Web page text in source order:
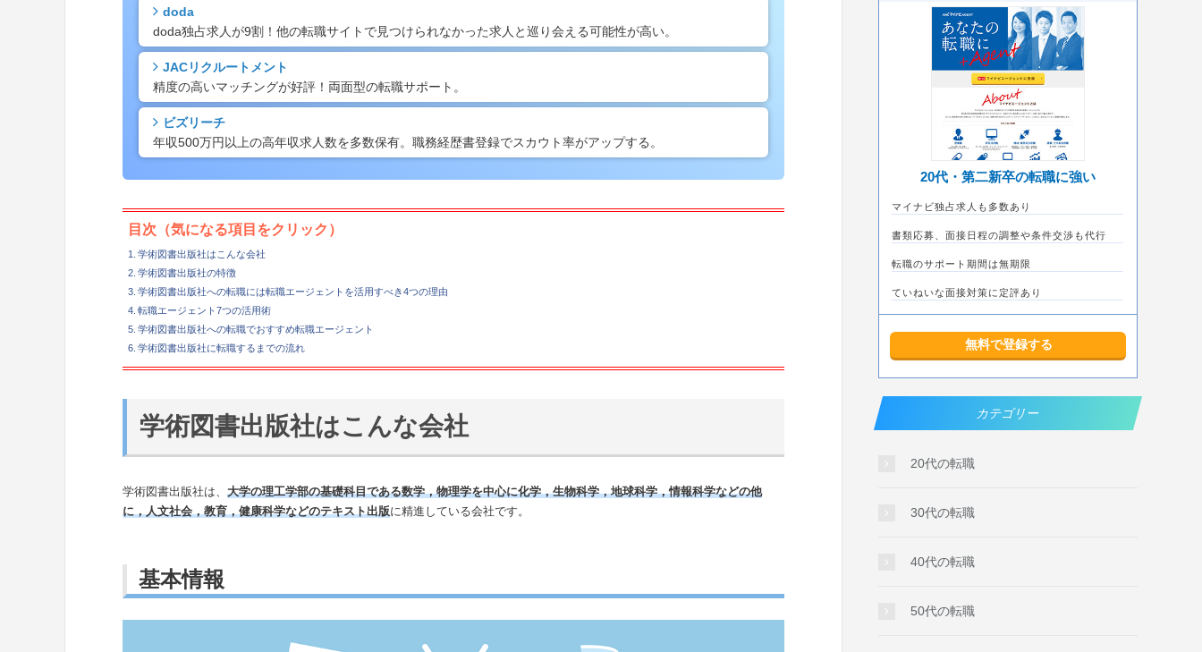
doda
doda独占求人が9割！他の転職サイトで見つけられなかった求人と巡り会える可能性が高い。
JACリクルートメント
精度の高いマッチングが好評！両面型の転職サポート。
ビズリーチ
年収500万円以上の高年収求人数を多数保有。職務経歴書登録でスカウト率がアップする。
目次（気になる項目をクリック）
学術図書出版社はこんな会社
学術図書出版社の特徴
学術図書出版社への転職には転職エージェントを活用すべき4つの理由
転職エージェント7つの活用術
学術図書出版社への転職でおすすめ転職エージェント
学術図書出版社に転職するまでの流れ
学術図書出版社はこんな会社
学術図書出版社は、 大学の理工学部の基礎科目である数学，物理学を中心に化学，生物科学，地球科学，情報科学などの他
に，人文社会，教育，健康科学などのテキスト出版に精進している会社です。
基本情報
20代・第二新卒の転職に強い
マイナビ独占求人も多数あり
書類応募、面接日程の調整や条件交渉も代行
転職のサポート期間は無期限
ていねいな面接対策に定評あり
無料で登録する
カテゴリー
20代の転職
30代の転職
40代の転職
50代の転職